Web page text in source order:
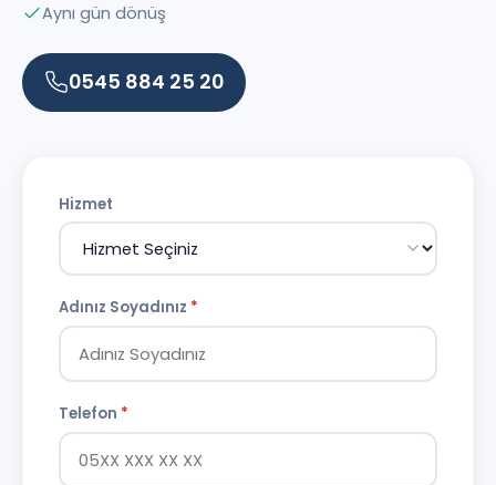
Aynı gün dönüş
0545 884 25 20
Hizmet
Adınız Soyadınız *
Telefon *